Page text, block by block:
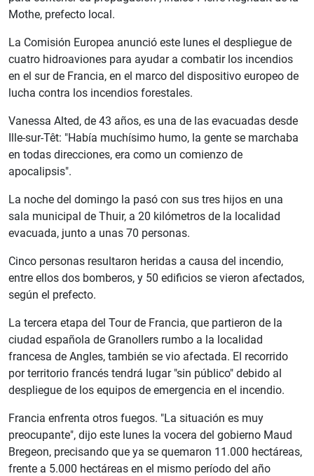
Mothe, prefecto local.
La Comisión Europea anunció este lunes el despliegue de
cuatro hidroaviones para ayudar a combatir los incendios
en el sur de Francia, en el marco del dispositivo europeo de
lucha contra los incendios forestales.
Vanessa Alted, de 43 años, es una de las evacuadas desde
Ille-sur-Têt: "Había muchísimo humo, la gente se marchaba
en todas direcciones, era como un comienzo de
apocalipsis".
La noche del domingo la pasó con sus tres hijos en una
sala municipal de Thuir, a 20 kilómetros de la localidad
evacuada, junto a unas 70 personas.
Cinco personas resultaron heridas a causa del incendio,
entre ellos dos bomberos, y 50 edificios se vieron afectados,
según el prefecto.
La tercera etapa del Tour de Francia, que partieron de la
ciudad española de Granollers rumbo a la localidad
francesa de Angles, también se vio afectada. El recorrido
por territorio francés tendrá lugar "sin público" debido al
despliegue de los equipos de emergencia en el incendio.
Francia enfrenta otros fuegos. "La situación es muy
preocupante", dijo este lunes la vocera del gobierno Maud
Bregeon, precisando que ya se quemaron 11.000 hectáreas,
frente a 5.000 hectáreas en el mismo período del año